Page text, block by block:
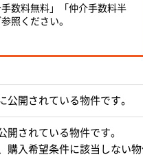
数料無料」「仲介手数料半
照ください。
公開されている物件です。
開されている物件です。
購入希望条件に該当しない